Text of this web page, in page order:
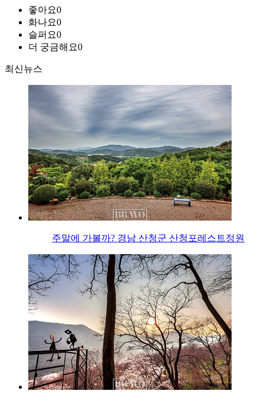
좋아요0
화나요0
슬퍼요0
더 궁금해요0
최신뉴스
주말에 가볼까? 경남 산청군 산청포레스트정원